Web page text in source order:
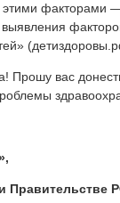
факторами
вас
Правительстве